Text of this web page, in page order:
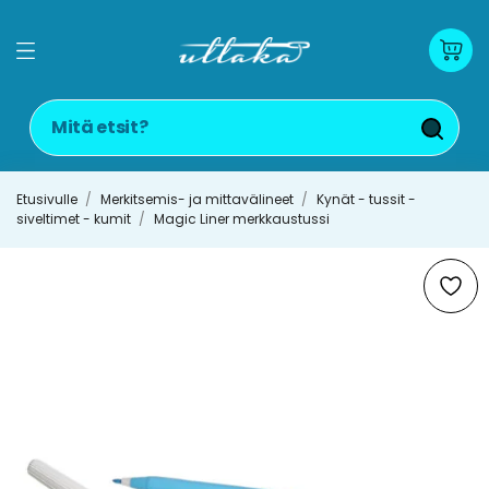
Etusivulle Merkitsemis- ja mittavälineet
Kynät - tussit -
siveltimet - kumit
Magic Liner merkkaustussi